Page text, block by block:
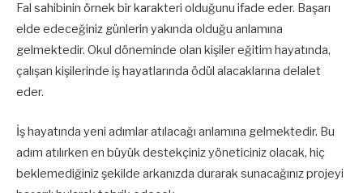
Fal sahibinin örnek bir karakteri olduğunu ifade eder. Başarı
elde edeceğiniz günlerin yakında olduğu anlamına
gelmektedir. Okul döneminde olan kişiler eğitim hayatında,
çalışan kişilerinde iş hayatlarında ödül alacaklarına delalet
eder.
İş hayatında yeni adımlar atılacağı anlamına gelmektedir. Bu
adım atılırken en büyük destekçiniz yöneticiniz olacak, hiç
beklemediğiniz şekilde arkanızda durarak sunacağınız projeyi